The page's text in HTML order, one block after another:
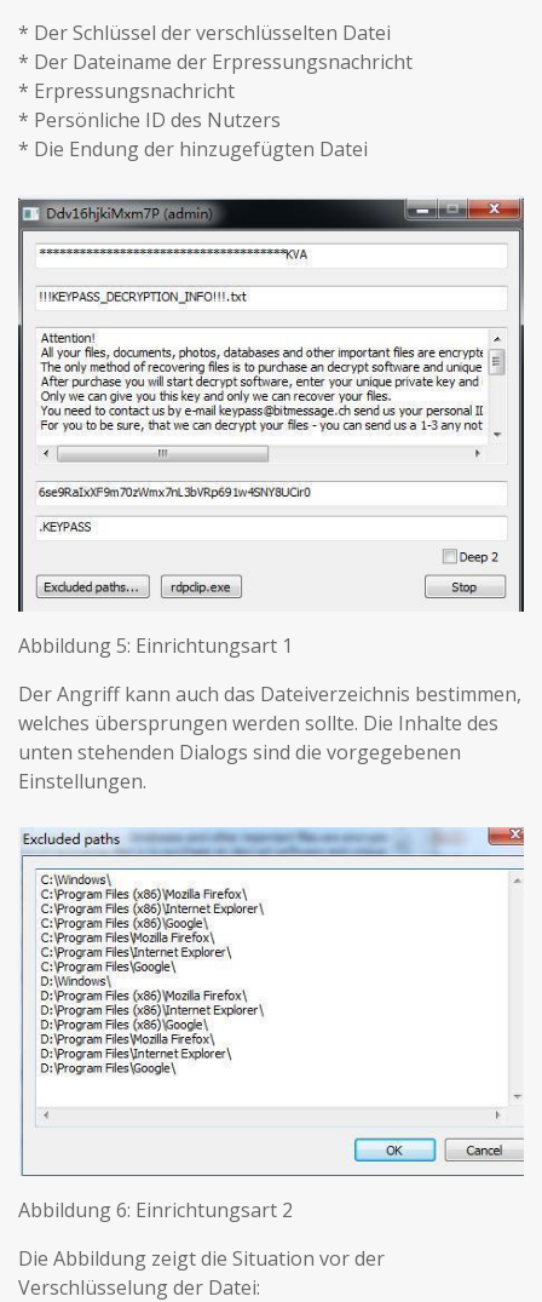
* Der Schlüssel der verschlüsselten Datei
* Der Dateiname der Erpressungsnachricht
* Erpressungsnachricht
* Persönliche ID des Nutzers
* Die Endung der hinzugefügten Datei
Abbildung 5: Einrichtungsart 1
Der Angriff kann auch das Dateiverzeichnis bestimmen,
welches übersprungen werden sollte. Die Inhalte des
unten stehenden Dialogs sind die vorgegebenen
Einstellungen.
Abbildung 6: Einrichtungsart 2
Die Abbildung zeigt die Situation vor der
Verschlüsselung der Datei: